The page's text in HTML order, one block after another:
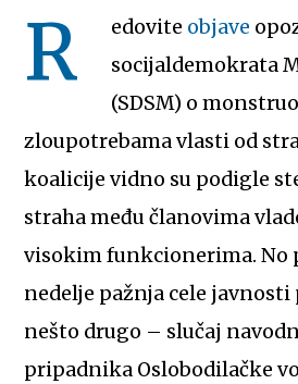
R edovite objave
socijaldemokrata
(SDSM) o
zloupotrebama vlasti od
koalicije vidno su podigle
straha među članovima
visokim funkcionerima. No
nedelje pažnja cele javnosti
nešto drugo – slučaj
pripadnika Oslobodilačke